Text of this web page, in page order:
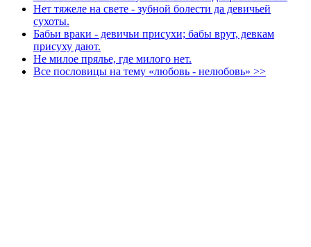
Нет тяжеле на свете - зубной болести да девичьей
сухоты.
Бабьи враки - девичьи присухи; бабы врут, девкам
присуху дают.
Не милое прялье, где милого нет.
Все пословицы на тему «любовь - нелюбовь» >>